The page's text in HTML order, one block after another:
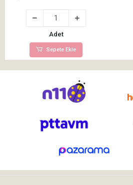
Adet
Sepete Ekle